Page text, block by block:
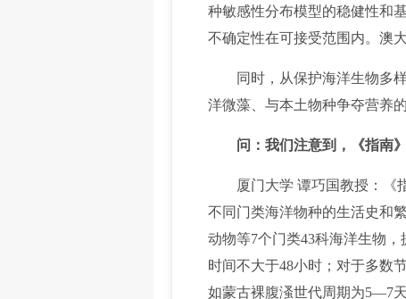
种敏感性分布模型的稳健性和
不确定性在可接受范围内。澳
同时，从保护海洋生物多样
洋微藻、与本土物种争夺营养
问：我们注意到，《指南
厦门大学 谭巧国教授：《指
不同门类海洋物种的生活史和
动物等7个门类43科海洋生物
时间不大于48小时；对于多数
如蒙古裸腹溞世代周期为5—7